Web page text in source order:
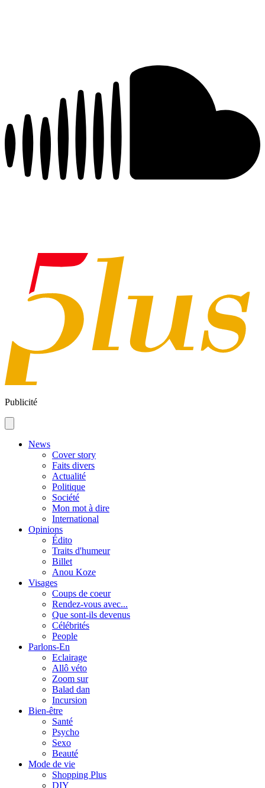
Publicité
News
Cover story
Faits divers
Actualité
Politique
Société
Mon mot à dire
International
Opinions
Édito
Traits d'humeur
Billet
Anou Koze
Visages
Coups de coeur
Rendez-vous avec...
Que sont-ils devenus
Célébrités
People
Parlons-En
Eclairage
Allô véto
Zoom sur
Balad dan
Incursion
Bien-être
Santé
Psycho
Sexo
Beauté
Mode de vie
Shopping Plus
DIY